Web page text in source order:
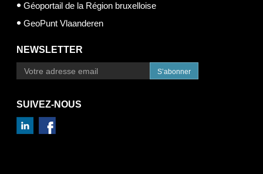
Géoportail de la Région bruxelloise
GeoPunt Vlaanderen
NEWSLETTER
S’abonner
SUIVEZ-NOUS